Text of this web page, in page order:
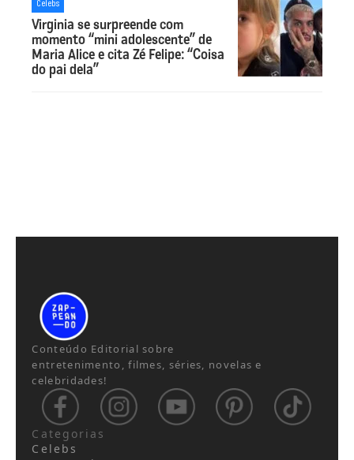
Celebs
Virginia se surpreende com
momento “mini adolescente” de
Maria Alice e cita Zé Felipe: “Coisa
do pai dela”
Conteúdo Editorial sobre
entretenimento, filmes, séries, novelas e
celebridades!
Categorias
Celebs